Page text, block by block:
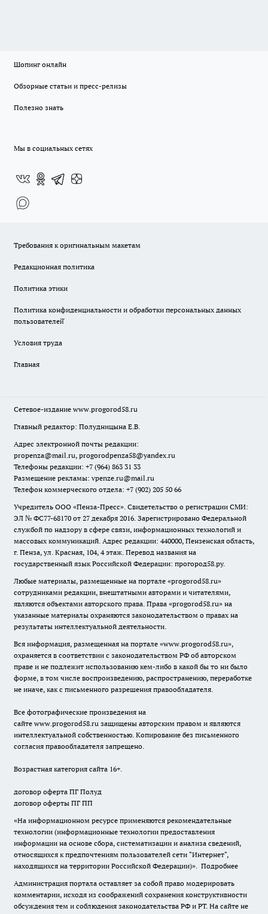
Шопинг онлайн
Обзорные статьи и пресс-релизы
Полезно знать
Мы в социальных сетях
Требования к оригинальным макетам
Редакционная политика
Политика этики
Политика конфиденциальности и обработки персональных данных
пользователей̆
Условия труда
Главная
Сетевое-издание www.progorod58.ru
Главный редактор: Полудницына Е.В.
Адрес электронной почты редакции:
propenza@mail.ru, progorodpenza58@yandex.ru
Телефоны редакции: +7 (964) 863 31 33
Размещение рекламы: vpenze.ru@mail.ru
Телефон коммерческого отдела: +7 (902) 205 50 66
Учредитель ООО «Пенза-Пресс». Свидетельство о регистрации СМИ:
ЭЛ № ФС77-68170 от 27 декабря 2016. Зарегистрировано Федеральной
службой по надзору в сфере связи, информационных технологий и
массовых коммуникаций. Адрес редакции: 440000, Пензенская область,
г. Пенза, ул. Красная, 104, 4 этаж. Перевод названия на
государственный язык Российской Федерации: прогород58.ру.
Любые материалы, размещенные на портале «progorod58.ru»
сотрудниками редакции, внештатными авторами и читателями,
являются объектами авторского права. Права «progorod58.ru» на
указанные материалы охраняются законодательством о правах на
результаты интеллектуальной деятельности.
Вся информация, размещенная на портале «www.progorod58.ru»,
охраняется в соответствии с законодательством РФ об авторском
праве и не подлежит использованию кем-либо в какой бы то ни было
форме, в том числе воспроизведению, распространению, переработке
не иначе, как с письменного разрешения правообладателя.
Все фотографические произведения на
сайте www.progorod58.ru защищены авторским правом и являются
интеллектуальной собственностью. Копирование без письменного
согласия правообладателя запрещено.
Возрастная категория сайта 16+.
договор оферта ПГ Полуд
договор оферты ПГ ПП
«На информационном ресурсе применяются рекомендательные
технологии (информационные технологии предоставления
информации на основе сбора, систематизации и анализа сведений,
относящихся к предпочтениям пользователей сети "Интернет",
находящихся на территории Российской Федерации)». Подробнее
Администрация портала оставляет за собой право модерировать
комментарии, исходя из соображений сохранения конструктивности
обсуждения тем и соблюдения законодательства РФ и РТ. На сайте не